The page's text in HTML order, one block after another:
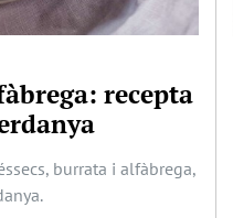
recepta
burrata i alfàbrega,